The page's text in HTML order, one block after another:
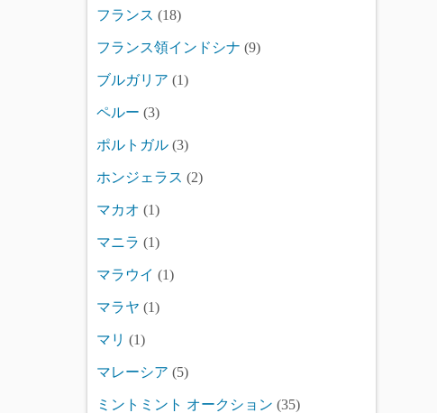
フランス (18)
フランス領インドシナ (9)
ブルガリア (1)
ペルー (3)
ポルトガル (3)
ホンジェラス (2)
マカオ (1)
マニラ (1)
マラウイ (1)
マラヤ (1)
マリ (1)
マレーシア (5)
ミントミント オークション (35)